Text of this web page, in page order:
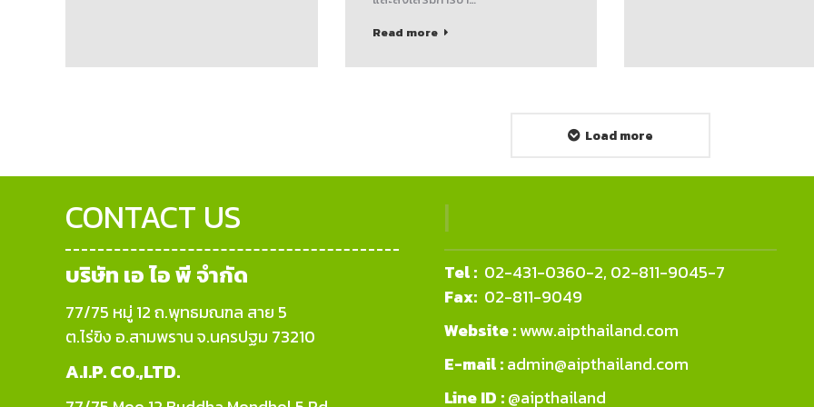
Read more
Load more
CONTACT US
บริษัท เอ ไอ พี จำกัด
77/75 หมู่ 12 ถ.พุทธมณฑล สาย 5
ต.ไร่ขิง อ.สามพราน จ.นครปฐม 73210
A.I.P. CO.,LTD.
|
Tel : 02-431-0360-2, 02-811-9045-7
Fax: 02-811-9049
Website :www.aipthailand.com
E-mail :admin@aipthailand.com
Line ID :@aipthailand